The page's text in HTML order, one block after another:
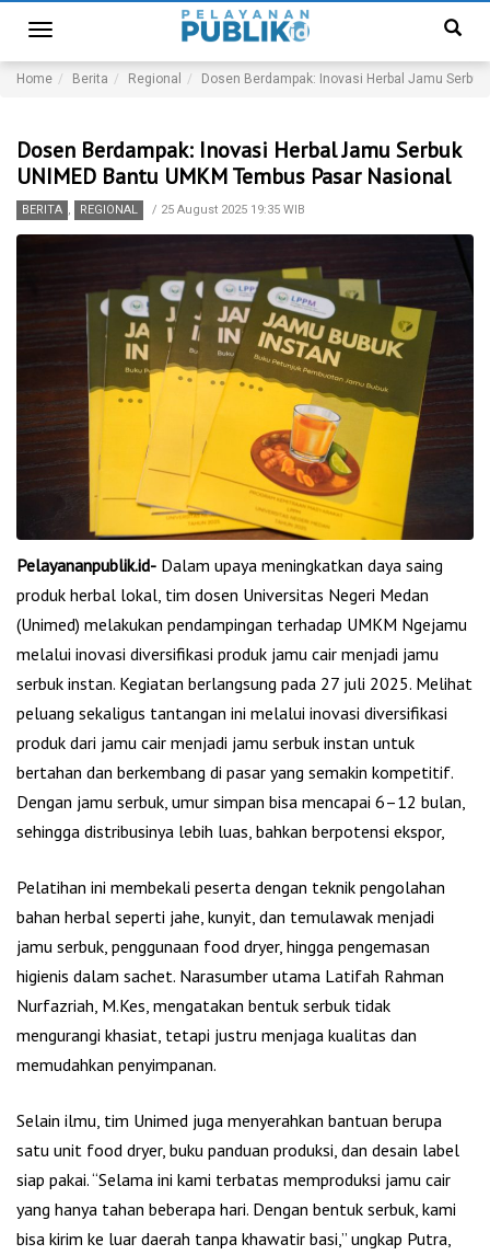
Toggle
navigation
Home Berita Regional Dosen Berdampak: Inovasi Herbal Jamu
Dosen Berdampak: Inovasi Herbal Jamu Serbuk
UNIMED Bantu UMKM Tembus Pasar Nasional
BERITA , REGIONAL / 25 August 2025 19:35 WIB
Pelayananpublik.id- Dalam upaya meningkatkan daya saing
produk herbal lokal, tim dosen Universitas Negeri Medan
(Unimed) melakukan pendampingan terhadap UMKM Ngejamu
melalui inovasi diversifikasi produk jamu cair menjadi jamu
serbuk instan. Kegiatan berlangsung pada 27 juli 2025. Melihat
peluang sekaligus tantangan ini melalui inovasi diversifikasi
produk dari jamu cair menjadi jamu serbuk instan untuk
bertahan dan berkembang di pasar yang semakin kompetitif.
Dengan jamu serbuk, umur simpan bisa mencapai 6–12 bulan,
sehingga distribusinya lebih luas, bahkan berpotensi ekspor,
Pelatihan ini membekali peserta dengan teknik pengolahan
bahan herbal seperti jahe, kunyit, dan temulawak menjadi
jamu serbuk, penggunaan food dryer, hingga pengemasan
higienis dalam sachet. Narasumber utama Latifah Rahman
Nurfazriah, M.Kes, mengatakan bentuk serbuk tidak
mengurangi khasiat, tetapi justru menjaga kualitas dan
memudahkan penyimpanan.
Selain ilmu, tim Unimed juga menyerahkan bantuan berupa
satu unit food dryer, buku panduan produksi, dan desain label
siap pakai. “Selama ini kami terbatas memproduksi jamu cair
yang hanya tahan beberapa hari. Dengan bentuk serbuk, kami
bisa kirim ke luar daerah tanpa khawatir basi,” ungkap Putra,